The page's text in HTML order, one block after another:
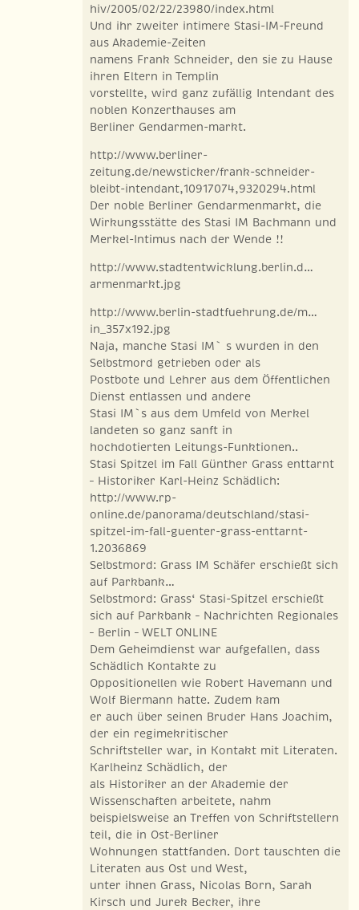
hiv/2005/02/22/23980/index.html
Und ihr zweiter intimere Stasi-IM-Freund
aus Akademie-Zeiten
namens Frank Schneider, den sie zu Hause
ihren Eltern in Templin
vorstellte, wird ganz zufällig Intendant des
noblen Konzerthauses am
Berliner Gendarmen-markt.
http://www.berliner-
zeitung.de/newsticker/frank-schneider-
bleibt-intendant,10917074,9320294.html
Der noble Berliner Gendarmenmarkt, die
Wirkungsstätte des Stasi IM Bachmann und
Merkel-Intimus nach der Wende !!
http://www.stadtentwicklung.berlin.d…
armenmarkt.jpg
http://www.berlin-stadtfuehrung.de/m…
in_357x192.jpg
Naja, manche Stasi IM` s wurden in den
Selbstmord getrieben oder als
Postbote und Lehrer aus dem Öffentlichen
Dienst entlassen und andere
Stasi IM`s aus dem Umfeld von Merkel
landeten so ganz sanft in
hochdotierten Leitungs-Funktionen..
Stasi Spitzel im Fall Günther Grass enttarnt
– Historiker Karl-Heinz Schädlich:
http://www.rp-
online.de/panorama/deutschland/stasi-
spitzel-im-fall-guenter-grass-enttarnt-
1.2036869
Selbstmord: Grass IM Schäfer erschießt sich
auf Parkbank…
Selbstmord: Grass‘ Stasi-Spitzel erschießt
sich auf Parkbank – Nachrichten Regionales
– Berlin – WELT ONLINE
Dem Geheimdienst war aufgefallen, dass
Schädlich Kontakte zu
Oppositionellen wie Robert Havemann und
Wolf Biermann hatte. Zudem kam
er auch über seinen Bruder Hans Joachim,
der ein regimekritischer
Schriftsteller war, in Kontakt mit Literaten.
Karlheinz Schädlich, der
als Historiker an der Akademie der
Wissenschaften arbeitete, nahm
beispielsweise an Treffen von Schriftstellern
teil, die in Ost-Berliner
Wohnungen stattfanden. Dort tauschten die
Literaten aus Ost und West,
unter ihnen Grass, Nicolas Born, Sarah
Kirsch und Jurek Becker, ihre